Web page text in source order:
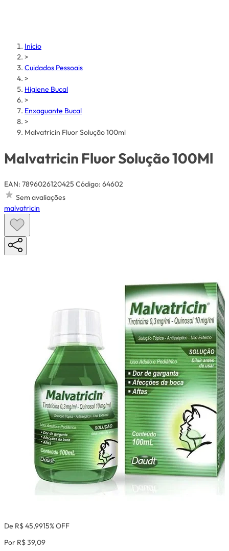
Início
>
Cuidados Pessoais
>
Higiene Bucal
>
Enxaguante Bucal
>
Malvatricin Fluor Solução 100ml
Malvatricin Fluor Solução 100Ml
EAN: 7896026120425 Código: 64602
Sem avaliações
malvatricin
De R$ 45,9915% OFF
Por R$ 39,09